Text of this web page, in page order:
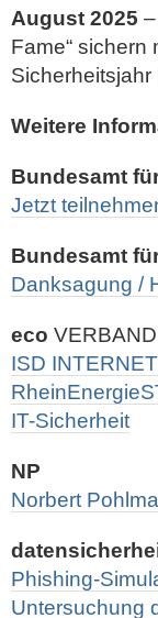
August 2025
Fame“ sichern
Sicherheitsjahr
Weitere
Bundesamt
Jetzt
Bundesamt
Danksagung /
eco
ISD
IT-Sicherheit
NP
Norbert
Phishing-
Untersuchung